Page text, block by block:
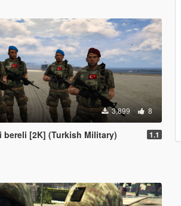
3,899 8
bereli [2K] (Turkish Military) 1.1